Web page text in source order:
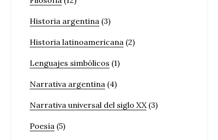
Historia argentina (3)
Historia latinoamericana (2)
Lenguajes simbólicos (1)
Narrativa argentina (4)
Narrativa universal del siglo XX (3)
Poesía (5)